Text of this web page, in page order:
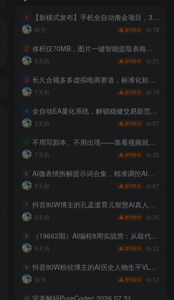
1 【新模式发布】手机全自动撸金项目，3台手机一天200+，保姆级教程及全套工具【揭秘】
昨天 梦币9.9 78
2 体积仅70MB，图片一键智能提取表格工具来了！完全免费且离线使用，FastOCR智能表格识别软件V1.0
9天前 梦币9.9 20
3 长久合规多多虚拟电商赛道，标准化矩阵玩法，让你每天稳賺1K+【揭秘】
7天前 梦币9.9 79
4 全自动EA量化系统，解锁稳健交易新范式，24小时不断交易，日入500+，当天收益当天到账，无需熬夜盯盘，解放双手，时间自由【揭秘】
3天前 梦币9.9 97
5 不用写剧本、不用出境——靠看视频就能在YouTube上賺到钱【原创双语字幕】
7天前 梦币9.9 35
6 AI微表情拆解提示词合集，精准调控AI角色表情，可直接复用，0基础也能调出影视级表情变化
8天前 梦币9.9 87
7 抖音80W博主的孔孟道育儿智慧AI真人短剧，古人+现代人–跨时空对话育儿，轻松解锁伙伴计划+精选独家收益
6天前 梦币9.9 36
8 （19662期）AI编程8周实战营：从敲代码到变现交付×开发环境×6练手项目×两大主线产品×商业闭环×跨越盈利
6天前 梦币9.9 22
9 抖音80W粉丝博主的AI历史人物生平VLOG教学，不用拍摄不用露脸，AI帮你搞定，轻松解锁伙伴计划+精选收益
前天 梦币9.9 12
10